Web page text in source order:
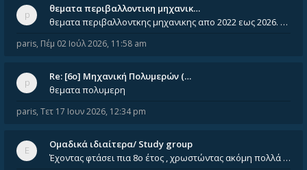
θεματα περιβαλλοντικη μηχανικ…
θεματα περιβαλλοντκης μηχανικης απο 2022 εως 2026. Δεν ειναι μεσα του Σεπτεμβιου του 2025. Αν τα εχει καποιος ας τα ανε
paris, Πέμ 02 Ιούλ 2026, 11:58 am
Re: [6o] Mηχανική Πολυμερών (…
θεματα πολυμερη
paris, Τετ 17 Ιουν 2026, 12:34 pm
Ομαδικά ιδιαίτερα/ Study group
Έχοντας φτάσει πια 8ο έτος , χρωστώντας ακόμη πολλά και χωρίς καμία όρεξη ούτε να διαβάσω μόνος μου ούτε να παρακολουθήσ